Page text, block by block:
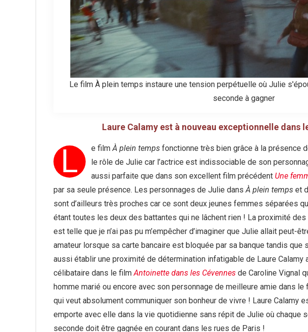
Le film À plein temps instaure une tension perpétuelle où Julie
seconde à gagner
Laure Calamy est à nouveau exceptionnelle dans
L e filmÀ plein temps fonctionne très bien grâce à la présence
le rôle de Julie car l’actrice est indissociable de son
aussi parfaite que dans son excellent film précédent Une
par sa seule présence. Les personnages de Julie dansÀ plein temps et
sont d’ailleurs très proches car ce sont deux jeunes femmes séparées
étant toutes les deux des battantes qui ne lâchent rien ! La proximité
est telle que je n’ai pas pu m’empêcher d’imaginer que Julie allait peut-
amateur lorsque sa carte bancaire est bloquée par sa banque tandis que
aussi établir une proximité de détermination infatigable de Laure Calamy
célibataire dans le filmAntoinette dans les Cévennes de Caroline Vignal
homme marié ou encore avec son personnage de meilleure amie dans le
qui veut absolument communiquer son bonheur de vivre ! Laure Calamy
emporte avec elle dans la vie quotidienne sans répit de Julie où chaque
seconde doit être gagnée en courant dans les rues de Paris !